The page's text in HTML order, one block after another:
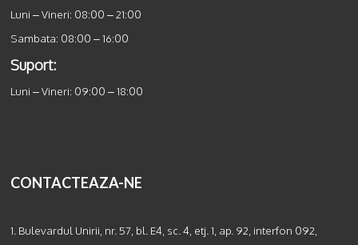
Luni – Vineri: 08:00 – 21:00
Sambata: 08:00 – 16:00
Suport:
Luni – Vineri: 09:00 – 18:00
CONTACTEAZA-NE
1. Bulevardul Unirii, nr. 57, bl. E4, sc. 4, etj. 1, ap. 92, interfon 092,